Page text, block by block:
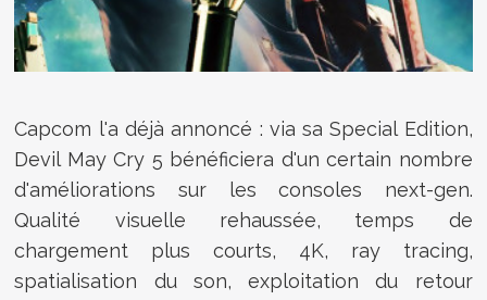
Capcom l'a déjà annoncé : via sa Special Edition,
Devil May Cry 5 bénéficiera d'un certain nombre
d'améliorations sur les consoles next-gen.
Qualité visuelle rehaussée, temps de
chargement plus courts, 4K, ray tracing,
spatialisation du son, exploitation du retour